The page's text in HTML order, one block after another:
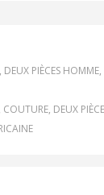
, DEUX PIÈCES HOMME,
COUTURE, DEUX